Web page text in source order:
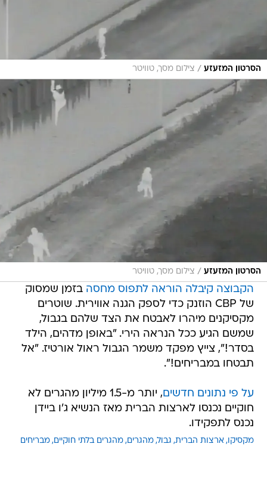
הסרטון המזעזע / צילום מסך, טוויטר
הסרטון המזעזע / צילום מסך, טוויטר
הקבוצה קיבלה הוראה לתפוס מחסה בזמן שמסוק
של CBP הוזנק כדי לספק הגנה אווירית. שוטרים
מקסיקנים מיהרו לאבטח את הצד שלהם בגבול,
שמשם הגיע ככל הנראה הירי. "באופן מדהים, הילד
בסדר!", צייץ מפקד משמר הגבול ראול אורטיז. "אל
תבטחו במבריחים!".
על פי נתונים חדשים
, יותר מ-1.5 מיליון מהגרים לא
חוקיים נכנסו לארצות הברית מאז הנשיא ג'ו ביידן
נכנס לתפקידו.
מקסיקו ארצות הברית גבול מהגרים מהגרים בלתי חוקיים מבריחים